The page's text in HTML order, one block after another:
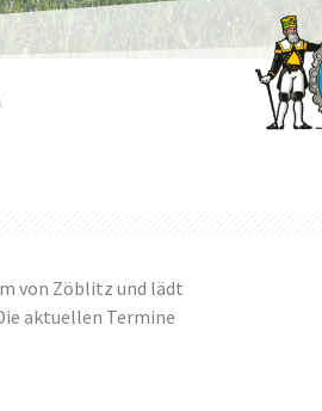
von Zöblitz und lädt
aktuellen Termine